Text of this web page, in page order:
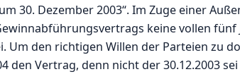
30. Dezember 2003“. Im Zuge einer
keine vollen fünf
Um den richtigen Willen der Parteien zu
den Vertrag, denn nicht der 30.12.2003